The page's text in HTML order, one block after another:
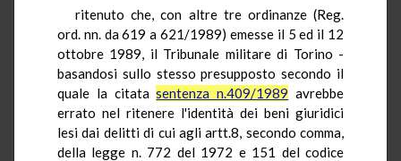
ritenuto che, con altre tre ordinanze (Reg.
ord. nn. da 619 a 621/1989) emesse il 5 ed il 12
ottobre 1989, il Tribunale militare di Torino -
basandosi sullo stesso presupposto secondo il
quale la citatasentenza n.409/1989 avrebbe
errato nel ritenere l'identità dei beni giuridici
lesi dai delitti di cui agli artt.8, secondo comma,
della legge n. 772 del 1972 e 151 del codice